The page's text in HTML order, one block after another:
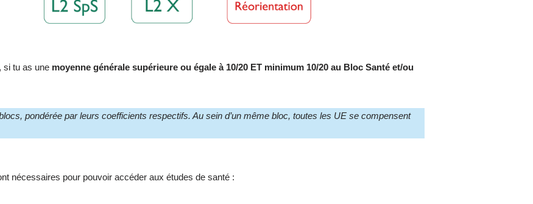
si tu as une moyenne générale supérieure ou égale à 10/20 ET minimum 10/20 au Bloc Santé et/ou
pondérée par leurs coefficients respectifs. Au sein d’un même bloc, toutes les UE se compensent
nécessaires pour pouvoir accéder aux études de santé :